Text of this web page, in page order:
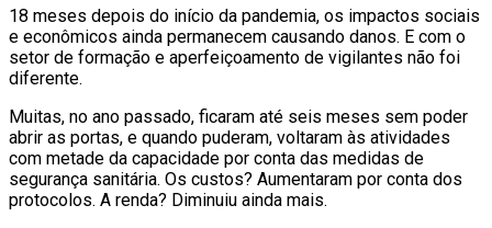
18 meses depois do início da pandemia, os impactos sociais
e econômicos ainda permanecem causando danos. E com o
setor de formação e aperfeiçoamento de vigilantes não foi
diferente.
Muitas, no ano passado, ficaram até seis meses sem poder
abrir as portas, e quando puderam, voltaram às atividades
com metade da capacidade por conta das medidas de
segurança sanitária. Os custos? Aumentaram por conta dos
protocolos. A renda? Diminuiu ainda mais.